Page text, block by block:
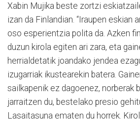
Xabin Mujika beste zortzi
izan da Finlandian. “Iraupen eskian
oso esperientzia polita da. Azken
duzun kirola egiten ari zara, eta
herrialdetatik joandako jendea
izugarriak ikustearekin batera.
sailkapenik ez dagoenez, norberak
jarraitzen du, bestelako presio
Lasaitasuna ematen du horrek.